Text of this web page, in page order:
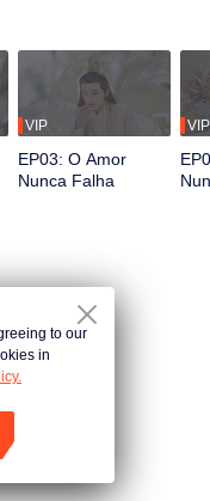
VIP
EP03: O Amor
Nunca Falha
VIP
Em Apuros
to our
in